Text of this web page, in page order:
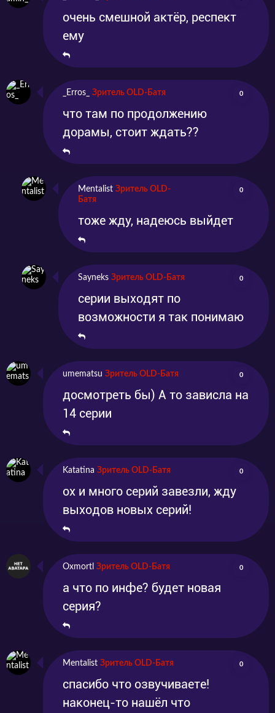
очень смешной актёр, респект
ему
_Erros_ Зритель OLD-Батя 0
что там по продолжению
дорамы, стоит ждать??
Mentalist Зритель OLD-
Батя
0
тоже жду, надеюсь выйдет
Sayneks Зритель OLD-Батя 0
серии выходят по
возможности я так понимаю
umematsu Зритель OLD-Батя 0
досмотреть бы) А то зависла на
14 серии
Katatina Зритель OLD-Батя 0
ох и много серий завезли, жду
выходов новых серий!
Oxmortl Зритель OLD-Батя 0
а что по инфе? будет новая
серия?
Mentalist Зритель OLD-Батя 0
спасибо что озвучиваете!
наконец-то нашёл что